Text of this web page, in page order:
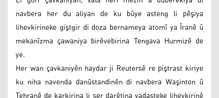
navbera her du aliyan de ku bûye asteng li pêşiya
lihevkirineke giştgir di doza bernameya atomî ya Îranê û
mekanîzma çawaniya birêvebirina Tengava Hurmizê de
ye.
Her wan çavkaniyên haydar ji Reutersê re piştrast kiriye
ku niha navenda danûstandinên di navbera Waşinton û